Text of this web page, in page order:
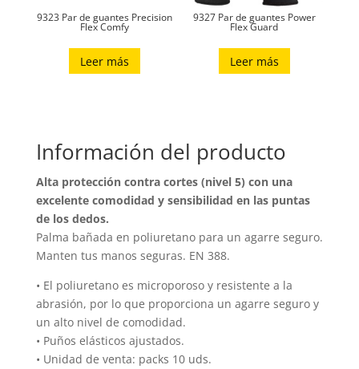
9323 Par de guantes Precision
Flex Comfy
Leer más
9327 Par de guantes Power
Flex Guard
Leer más
Información del producto
Alta protección contra cortes (nivel 5) con una
excelente comodidad y sensibilidad en las puntas
de los dedos.
Palma bañada en poliuretano para un agarre seguro.
Manten tus manos seguras. EN 388.
• El poliuretano es microporoso y resistente a la
abrasión, por lo que proporciona un agarre seguro y
un alto nivel de comodidad.
• Puños elásticos ajustados.
• Unidad de venta: packs 10 uds.